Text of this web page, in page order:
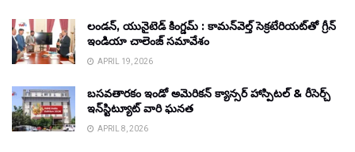
లండన్, యునైటెడ్ కింగ్డమ్ : కామన్‌వెల్త్ సెక్రటేరియట్‌తో గ్రీన్
ఇండియా చాలెంజ్ సమావేశం
APRIL 19, 2026
బసవతారకం ఇండో అమెరికన్ క్యాన్సర్ హాస్పిటల్ & రీసెర్చ్
ఇన్‌స్టిట్యూట్ వారి ఘనత
APRIL 8, 2026